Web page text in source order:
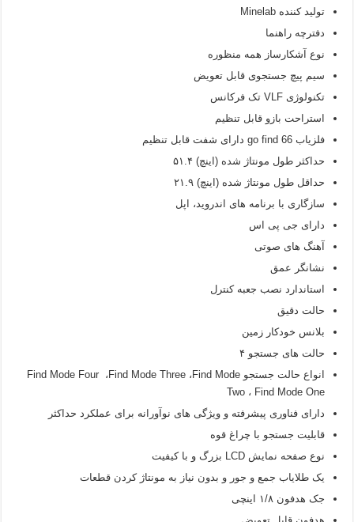
تولید کننده Minelab
دفترچه راهنما
نوع آشکارساز همه منظوره
سیم پیچ جستجوی قابل تعویض
تکنولوژی VLF تک فرکانس
استراحت بازو قابل تنظیم
فلزیاب go find 66 دارای شفت قابل تنظیم
حداکثر طول مونتاژ شده (اینچ) ۵۱.۴
حداقل طول مونتاژ شده (اینچ) ۲۱.۹
سازگاری با برنامه های اندروید، اپل
دارای جی پی اس
آهنگ های صوتی
نشانگر عمق
استاندارد نصب جعبه کنترل
حالت دقیق
بلانس خودکار زمین
حالت های جستجو ۴
انواع حالت جستجو Find Mode Four ،Find Mode Three ،Find Mode
Two ، Find Mode One
دارای فناوری پیشرفته و ویژگی های نوآورانه برای عملکرد حداکثر
قابلیت جستجو با چراغ قوه
نوع صفحه نمایش LCD بزرگ و با کیفیت
یک طلایاب جمع و جور و بدون نیاز به مونتاژ کردن قطعات
جک هدفون ۱/۸ اینچی